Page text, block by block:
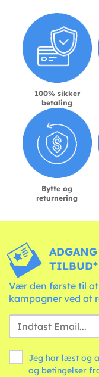
100% sikker
betaling
Bytte og
returnering
TILBUD*
Vær den første til
kampagner ved at
Jeg har læst og
og betingelser